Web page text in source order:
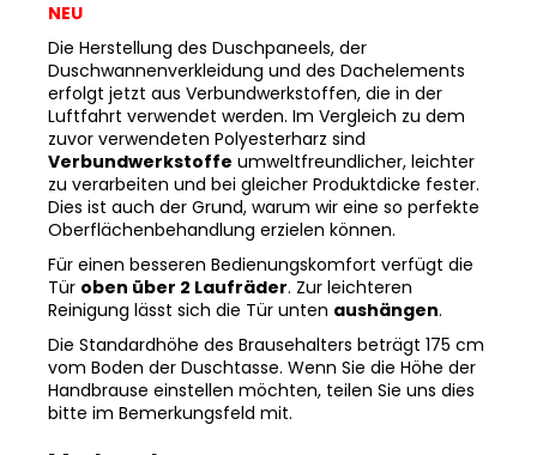
NEU
Die Herstellung des Duschpaneels, der
Duschwannenverkleidung und des Dachelements
erfolgt jetzt aus Verbundwerkstoffen, die in der
Luftfahrt verwendet werden. Im Vergleich zu dem
zuvor verwendeten Polyesterharz sind
Verbundwerkstoffe umweltfreundlicher, leichter
zu verarbeiten und bei gleicher Produktdicke fester.
Dies ist auch der Grund, warum wir eine so perfekte
Oberflächenbehandlung erzielen können.
Für einen besseren Bedienungskomfort verfügt die
Tür oben über 2 Laufräder. Zur leichteren
Reinigung lässt sich die Tür unten aushängen.
Die Standardhöhe des Brausehalters beträgt 175 cm
vom Boden der Duschtasse. Wenn Sie die Höhe der
Handbrause einstellen möchten, teilen Sie uns dies
bitte im Bemerkungsfeld mit.